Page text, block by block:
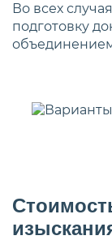
Во всех
подготовку